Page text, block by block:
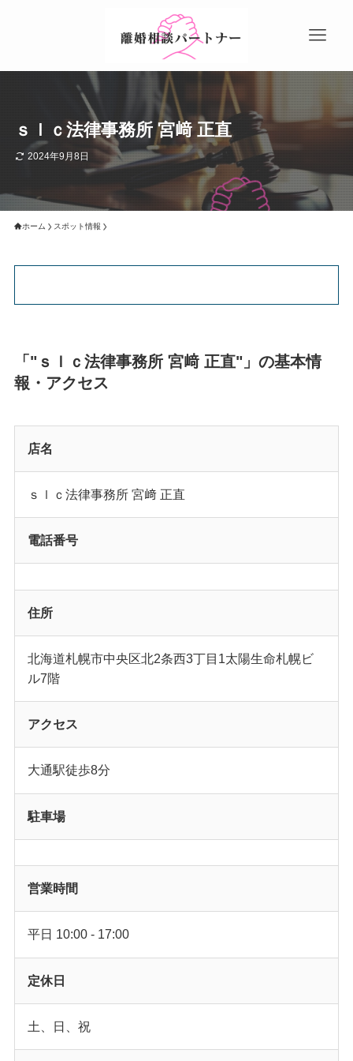
ｓｌｃ法律事務所 宮﨑 正直
2024年9月8日
ホーム スポット情報
「"ｓｌｃ法律事務所 宮﨑 正直"」の基本情
報・アクセス
店名
ｓｌｃ法律事務所 宮﨑 正直
電話番号
住所
北海道札幌市中央区北2条西3丁目1太陽生命札幌ビ
ル7階
アクセス
大通駅徒歩8分
駐車場
営業時間
平日 10:00 - 17:00
定休日
土、日、祝